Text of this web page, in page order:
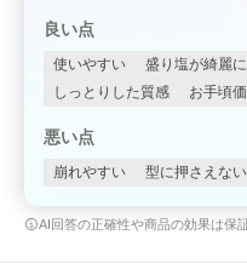
良い点
使いやすい 盛り塩が綺麗
しっとりした質感
お手頃
悪い点
崩れやすい 型に押さえな
AI回答の正確性や商品の効果は保